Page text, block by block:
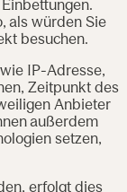
als würden Sie
besuchen.
IP-Adresse,
Zeitpunkt des
Anbieter
außerdem
setzen,
erfolgt dies